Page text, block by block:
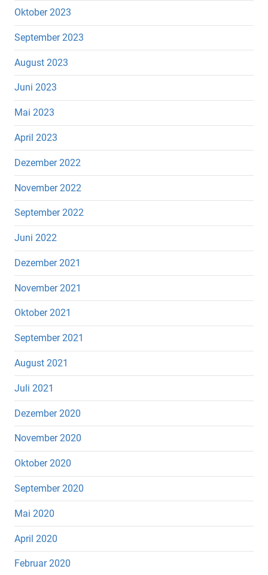
Oktober 2023
September 2023
August 2023
Juni 2023
Mai 2023
April 2023
Dezember 2022
November 2022
September 2022
Juni 2022
Dezember 2021
November 2021
Oktober 2021
September 2021
August 2021
Juli 2021
Dezember 2020
November 2020
Oktober 2020
September 2020
Mai 2020
April 2020
Februar 2020